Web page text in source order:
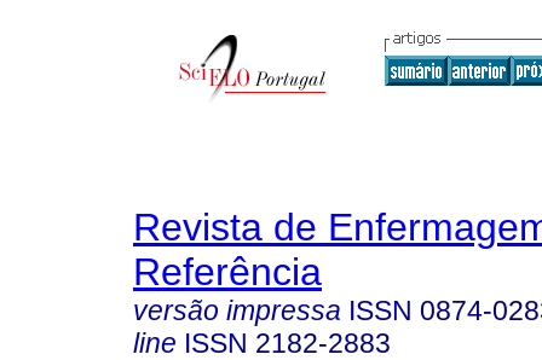
Revista de
Referência
versão impressa ISSN 0874-
line ISSN 2182-2883